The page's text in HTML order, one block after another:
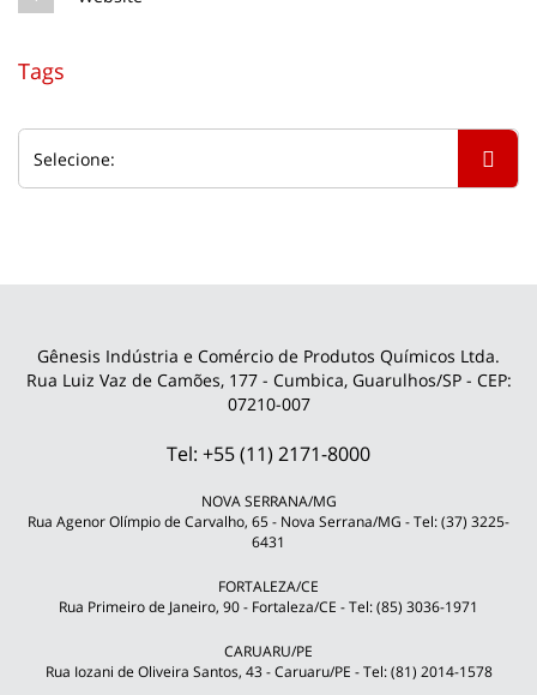
Tags
Gênesis Indústria e Comércio de Produtos Químicos Ltda.
Rua Luiz Vaz de Camões, 177 - Cumbica, Guarulhos/SP - CEP:
07210-007
Tel: +55 (11) 2171-8000
NOVA SERRANA/MG
Rua Agenor Olímpio de Carvalho, 65 - Nova Serrana/MG - Tel: (37) 3225-
6431
FORTALEZA/CE
Rua Primeiro de Janeiro, 90 - Fortaleza/CE - Tel: (85) 3036-1971
CARUARU/PE
Rua Iozani de Oliveira Santos, 43 - Caruaru/PE - Tel: (81) 2014-1578